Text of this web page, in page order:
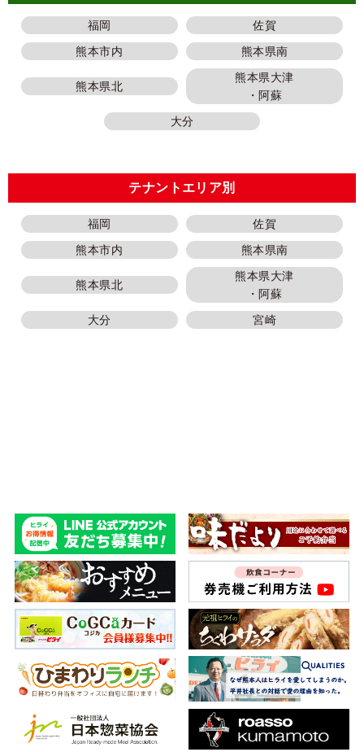
福岡
佐賀
熊本市内
熊本県南
熊本県北
熊本県大津
・阿蘇
大分
テナントエリア別
福岡
佐賀
熊本市内
熊本県南
熊本県北
熊本県大津
・阿蘇
大分
宮崎